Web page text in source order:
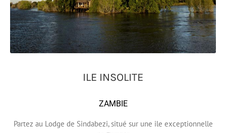
ILE INSOLITE
ZAMBIE
Partez au Lodge de Sindabezi, situé sur une ile exceptionnelle